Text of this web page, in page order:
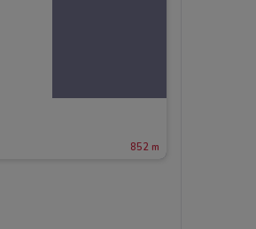
852 m